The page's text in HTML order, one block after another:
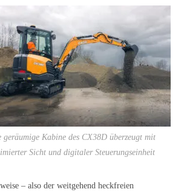
geräumige Kabine des CX38D überzeugt mit
Sicht und digitaler Steuerungseinheit
– also der weitgehend heckfreien